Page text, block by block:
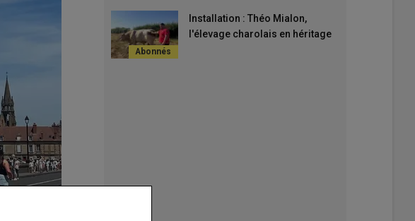
Installation : Théo Mialon,
l'élevage charolais en héritage